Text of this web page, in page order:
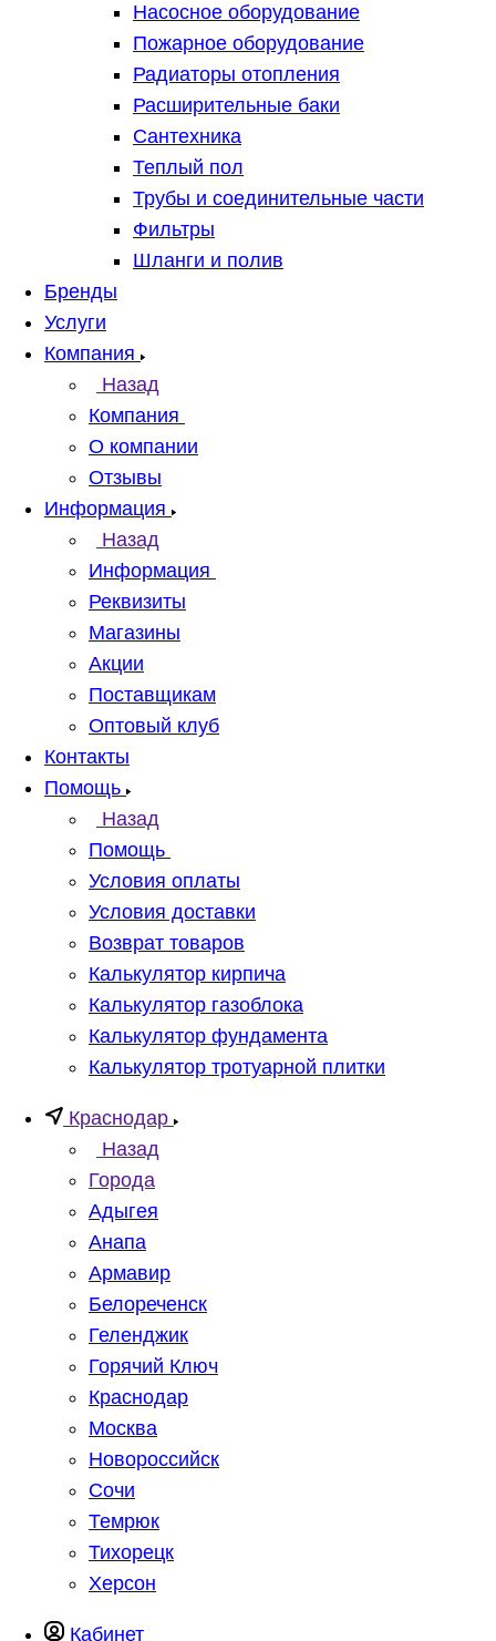
Насосное оборудование
Пожарное оборудование
Радиаторы отопления
Расширительные баки
Сантехника
Теплый пол
Трубы и соединительные части
Фильтры
Шланги и полив
Бренды
Услуги
Компания
Назад
Компания
О компании
Отзывы
Информация
Назад
Информация
Реквизиты
Магазины
Акции
Поставщикам
Оптовый клуб
Контакты
Помощь
Назад
Помощь
Условия оплаты
Условия доставки
Возврат товаров
Калькулятор кирпича
Калькулятор газоблока
Калькулятор фундамента
Калькулятор тротуарной плитки
Краснодар
Назад
Города
Адыгея
Анапа
Армавир
Белореченск
Геленджик
Горячий Ключ
Краснодар
Москва
Новороссийск
Сочи
Темрюк
Тихорецк
Херсон
Кабинет